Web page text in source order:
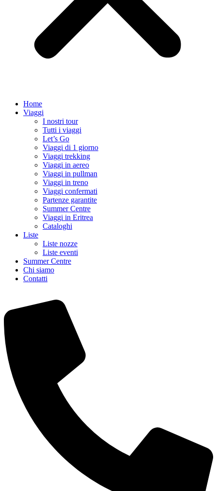
Home
Viaggi
I nostri tour
Tutti i viaggi
Let’s Go
Viaggi di 1 giorno
Viaggi trekking
Viaggi in aereo
Viaggi in pullman
Viaggi in treno
Viaggi confermati
Partenze garantite
Summer Centre
Viaggi in Eritrea
Cataloghi
Liste
Liste nozze
Liste eventi
Summer Centre
Chi siamo
Contatti